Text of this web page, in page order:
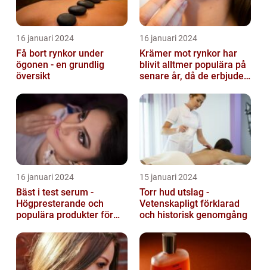
16 januari 2024
Få bort rynkor under
ögonen - en grundlig
översikt
16 januari 2024
Krämer mot rynkor har
blivit alltmer populära på
senare år, då de erbjuder
lösni...
16 januari 2024
Bäst i test serum -
Högpresterande och
populära produkter för
15 januari 2024
Torr hud utslag -
Vetenskapligt förklarad
och historisk genomgång